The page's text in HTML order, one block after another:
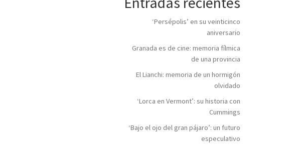
‘Persépolis’ en su veinticinco
aniversario
Granada es de cine: memoria fílmica
de una provincia
El Lianchi: memoria de un hormigón
olvidado
‘Lorca en Vermont’: su historia con
Cummings
‘Bajo el ojo del gran pájaro’: un futuro
especulativo